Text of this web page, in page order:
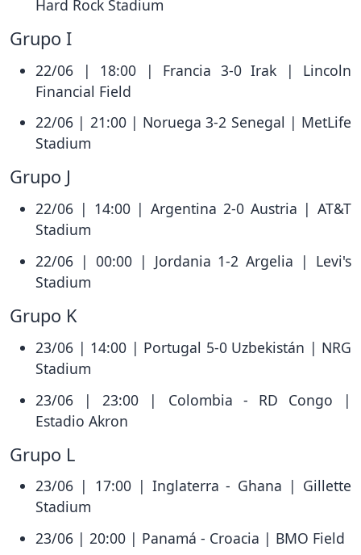
Hard Rock Stadium
Grupo I
22/06 | 18:00 | Francia 3-0 Irak | Lincoln
Financial Field
22/06 | 21:00 | Noruega 3-2 Senegal | MetLife
Stadium
Grupo J
22/06 | 14:00 | Argentina 2-0 Austria | AT&T
Stadium
22/06 | 00:00 | Jordania 1-2 Argelia | Levi's
Stadium
Grupo K
23/06 | 14:00 | Portugal 5-0 Uzbekistán | NRG
Stadium
23/06 | 23:00 | Colombia - RD Congo |
Estadio Akron
Grupo L
23/06 | 17:00 | Inglaterra - Ghana | Gillette
Stadium
23/06 | 20:00 | Panamá - Croacia | BMO Field